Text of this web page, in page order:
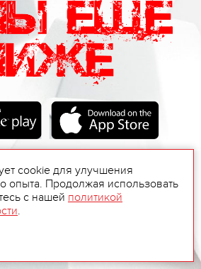
cookie для улучшения
опыта. Продолжая использовать
с нашей политикой
.